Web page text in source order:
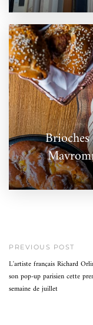
PREVIOUS POST
L'artiste français Richard
son pop-up parisien cette
semaine de juillet